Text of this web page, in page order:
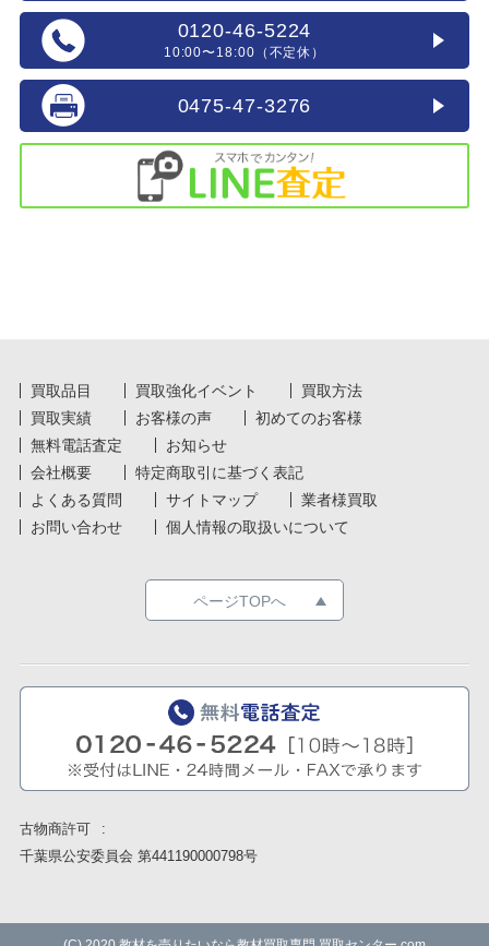
0120-46-5224
10:00〜18:00（不定休）
0475-47-3276
買取品目 買取強化イベント
買取方法
買取実績
お客様の声
初めてのお客様
無料電話査定
お知らせ
会社概要
特定商取引に基づく表記
よくある質問
サイトマップ
業者様買取
お問い合わせ
個人情報の取扱いについて
ページTOPへ
古物商許可
千葉県公安委員会 第441190000798号